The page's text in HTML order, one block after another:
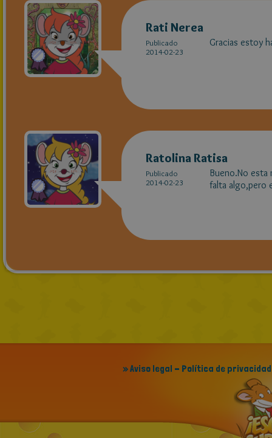
Rati Nerea
Publicado
2014-02-23
Gracias estoy
Ratolina Ratisa
Publicado
2014-02-23
Bueno.No esta
falta algo,pero
» Aviso legal - Política de privacidad